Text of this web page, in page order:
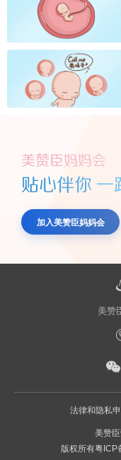
美赞臣妈妈会
贴心伴你 一
加入美赞臣妈妈会
美赞
法律和隐私
美赞
版权所有粤ICP